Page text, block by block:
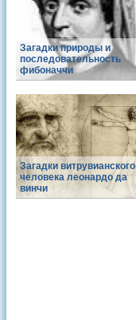
Загадки природы и
последовательность
фибоначчи
Загадки витрувианского
человека леонардо да
винчи